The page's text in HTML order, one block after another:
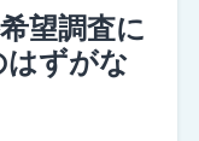
望調査に
はずがな